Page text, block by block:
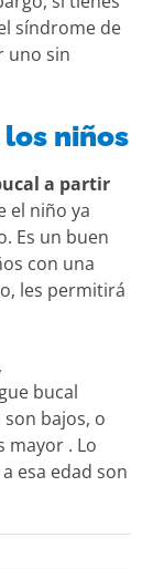
síndrome de
uno sin
niños
a partir
el niño ya
Es un buen
con una
les permitirá
bucal
bajos, o
mayor . Lo
esa edad son